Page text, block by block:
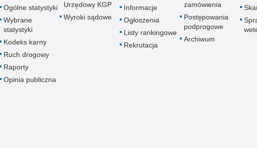
Ogólne statystyki
Wybrane
statystyki
Kodeks karny
Ruch drogowy
Raporty
Opinia publiczna
Urzędowy KGP
Wyroki sądowe
Informacje
Ogłoszenia
Listy rankingowe
Rekrutacja
zamówienia
Postępowania
podprogowe
Archiwum